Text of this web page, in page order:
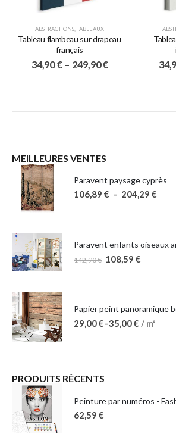
ABSTRACTIONS TABLEAUX
Tableau flambeau sur drapeau
français
34,90€ – 249,90€
MEILLEURES VENTES
Paravent paysage cyprès
106,89 € – 204,29 €
Paravent enfants oiseaux
142,90€ 108,59 €
Papier peint panoramique
29,00€–35,00€ / m²
PRODUITS RÉCENTS
Peinture par numéros -
62,59 €